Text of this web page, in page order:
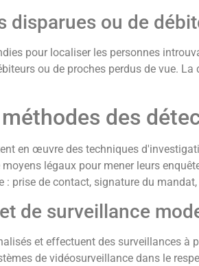
disparues ou de
pour localiser les personnes
ou de proches perdus de vue.
des
en œuvre des techniques
légaux pour mener leurs
: prise de contact, signature du
de surveillance
et effectuent des surveillances à
de vidéosurveillance dans le